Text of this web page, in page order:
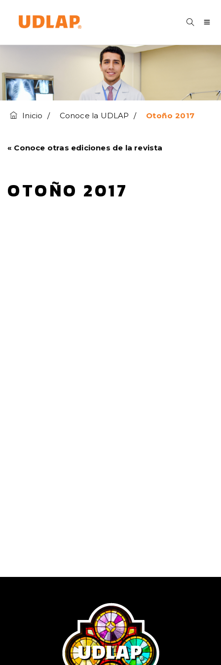
Inicio Conoce la UDLAP Otoño 2017
« Conoce otras ediciones de la revista
OTOÑO 2017